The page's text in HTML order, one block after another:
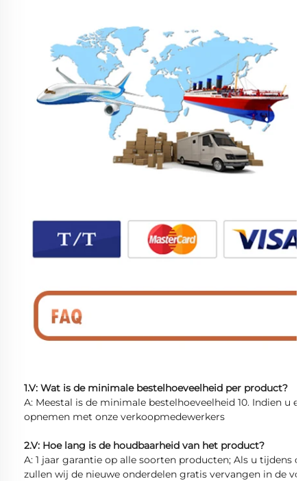
1.V: Wat is de minimale bestelhoeveelheid per product?
A: Meestal is de minimale bestelhoeveelheid 10. Indien u
opnemen met onze verkoopmedewerkers
2.V: Hoe lang is de houdbaarheid van het product?
A: 1 jaar garantie op alle soorten producten; Als u tijdens
zullen wij de nieuwe onderdelen gratis vervangen in de